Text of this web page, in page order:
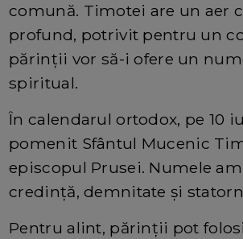
comună. Timotei are un aer
profund, potrivit pentru un
părinții vor să-i ofere un
spiritual.
În calendarul ortodox, pe 10
pomenit Sfântul Mucenic
episcopul Prusei. Numele
credință, demnitate și
Pentru alint, părinții pot